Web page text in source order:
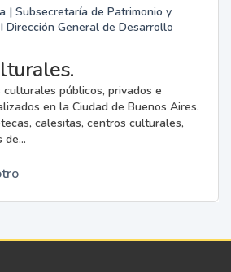
| Subsecretaría de Patrimonio y
Dirección General de Desarrollo
públicos, privados e
en la Ciudad de Buenos Aires.
calesitas, centros culturales,
de...